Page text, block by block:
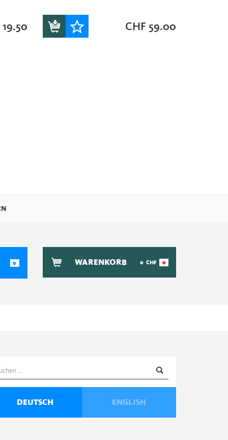
19.50 CHF 59.00
0 WARENKORB 0 CHF 0
DEUTSCH ENGLISH